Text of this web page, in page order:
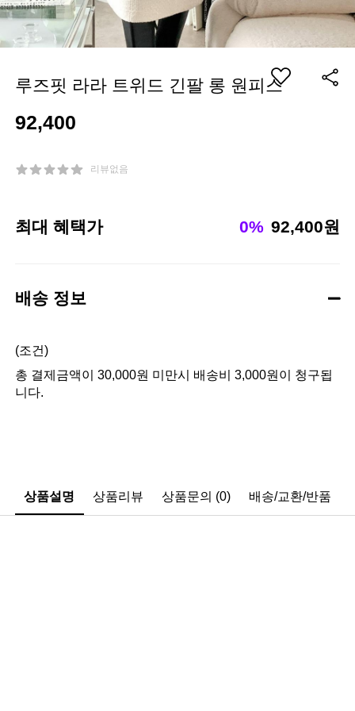
루즈핏 라라 트위드 긴팔 롱 원피스
92,400
리뷰없음
최대 혜택가 0% 92,400원
배송 정보
(조건)
총 결제금액이 30,000원 미만시 배송비 3,000원이 청구됩
니다.
상품설명 상품리뷰 상품문의 (0) 배송/교환/반품